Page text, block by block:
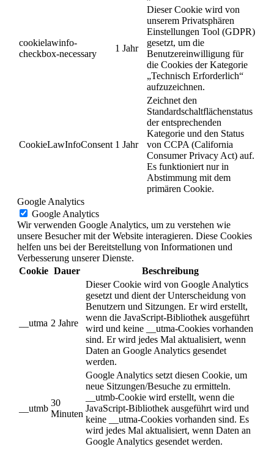
cookielawinfo-
checkbox-necessary
1 Jahr
Dieser Cookie wird von
unserem Privatsphären
Einstellungen Tool (GDPR)
gesetzt, um die
Benutzereinwilligung für
die Cookies der Kategorie
„Technisch Erforderlich“
aufzuzeichnen.
CookieLawInfoConsent 1 Jahr
Zeichnet den
Standardschaltflächenstatus
der entsprechenden
Kategorie und den Status
von CCPA (California
Consumer Privacy Act) auf.
Es funktioniert nur in
Abstimmung mit dem
primären Cookie.
Google Analytics
Google Analytics
Wir verwenden Google Analytics, um zu verstehen wie
unsere Besucher mit der Website interagieren. Diese Cookies
helfen uns bei der Bereitstellung von Informationen und
Verbesserung unserer Dienste.
Cookie Dauer Beschreibung
__utma 2 Jahre
Dieser Cookie wird von Google Analytics
gesetzt und dient der Unterscheidung von
Benutzern und Sitzungen. Er wird erstellt,
wenn die JavaScript-Bibliothek ausgeführt
wird und keine __utma-Cookies vorhanden
sind. Er wird jedes Mal aktualisiert, wenn
Daten an Google Analytics gesendet
werden.
__utmb
30
Minuten
Google Analytics setzt diesen Cookie, um
neue Sitzungen/Besuche zu ermitteln.
__utmb-Cookie wird erstellt, wenn die
JavaScript-Bibliothek ausgeführt wird und
keine __utma-Cookies vorhanden sind. Es
wird jedes Mal aktualisiert, wenn Daten an
Google Analytics gesendet werden.